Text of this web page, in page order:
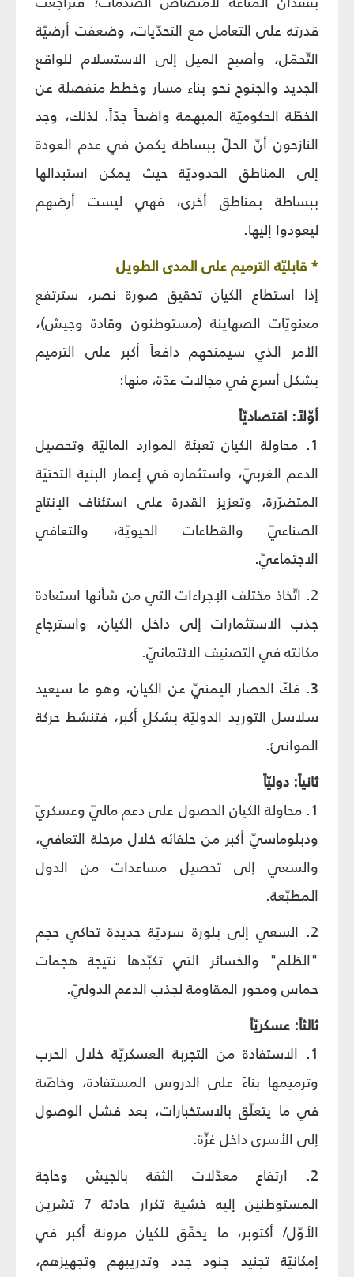
قدرته على التعامل مع التحدّيات، وضعفت أرضيّة
التّحمّل، وأصبح الميل إلى الاستسلام للواقع
الجديد والجنوح نحو بناء مسار وخطط منفصلة عن
الخطّة الحكوميّة المبهمة واضحاً جدّاً. لذلك، وجد
النازحون أنّ الحلّ ببساطة يكمن في عدم العودة
إلى المناطق الحدوديّة حيث يمكن استبدالها
ببساطة بمناطق أخرى، فهي ليست أرضهم
ليعودوا إليها.
* قابليّة الترميم على المدى الطويل
إذا استطاع الكيان تحقيق صورة نصر، سترتفع
معنويّات الصهاينة (مستوطنون وقادة وجيش)،
الأمر الذي سيمنحهم دافعاً أكبر على الترميم
بشكل أسرع في مجالات عدّة، منها:
أوّلاً: اقتصاديّاً
1. محاولة الكيان تعبئة الموارد الماليّة وتحصيل
الدعم الغربيّ، واستثماره في إعمار البنية التحتيّة
المتضرّرة، وتعزيز القدرة على استئناف الإنتاج
الصناعيّ والقطاعات الحيويّة، والتعافي
الاجتماعيّ.
2. اتّخاذ مختلف الإجراءات التي من شأنها استعادة
جذب الاستثمارات إلى داخل الكيان، واسترجاع
مكانته في التصنيف الائتمانيّ.
3. فكّ الحصار اليمنيّ عن الكيان، وهو ما سيعيد
سلاسل التوريد الدوليّة بشكلٍ أكبر، فتنشط حركة
الموانئ.
ثانياً: دوليّاً
1. محاولة الكيان الحصول على دعم ماليّ وعسكريّ
ودبلوماسيّ أكبر من حلفائه خلال مرحلة التعافي،
والسعي إلى تحصيل مساعدات من الدول
المطبّعة.
2. السعي إلى بلورة سرديّة جديدة تحاكي حجم
"الظلم" والخسائر التي تكبّدها نتيجة هجمات
حماس ومحور المقاومة لجذب الدعم الدوليّ.
ثالثاً: عسكريّاً
1. الاستفادة من التجربة العسكريّة خلال الحرب
وترميمها بناءً على الدروس المستفادة، وخاصّة
في ما يتعلّق بالاستخبارات، بعد فشل الوصول
إلى الأسرى داخل غزّة.
2. ارتفاع معدّلات الثقة بالجيش وحاجة
المستوطنين إليه خشية تكرار حادثة 7 تشرين
الأوّل/ أكتوبر، ما يحقّق للكيان مرونة أكبر في
إمكانيّة تجنيد جنود جدد وتدريبهم وتجهيزهم،